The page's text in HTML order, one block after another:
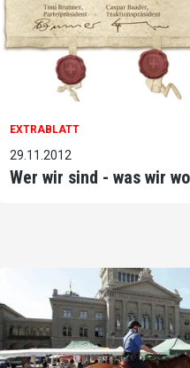
EXTRABLATT
29.11.2012
Wer wir sind - was wir